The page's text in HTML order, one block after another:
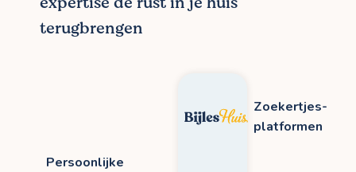
terugbrengen
Zoekertjes-
platformen
Persoonlijke